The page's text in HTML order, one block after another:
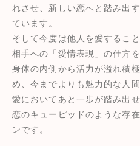
れさせ、新しい恋へと踏み出
ています。
そして今度は他人を愛するこ
相手への「愛情表現」の仕方
身体の内側から活力が溢れ積
め、今までよりも魅力的な人
愛においてあと一歩が踏み出
恋のキューピッドのような存
ンです。